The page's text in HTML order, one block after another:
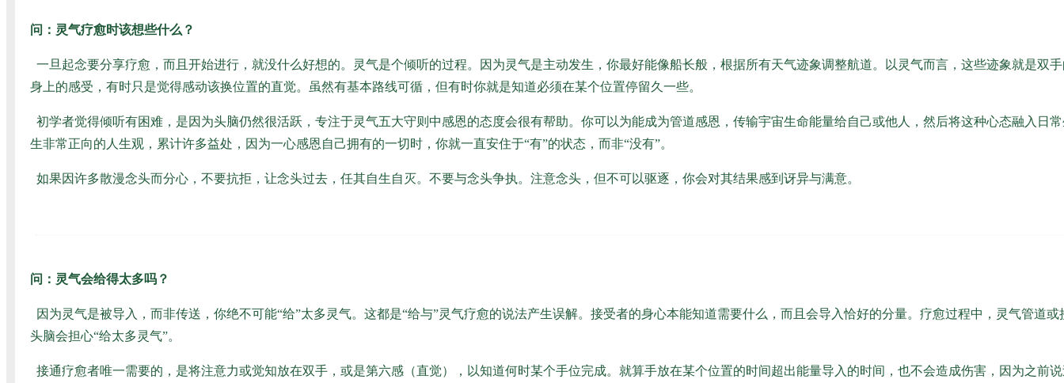
问：灵气疗愈时该想些什么？
一旦起念要分享疗愈，而且开始进行，就没什么好想的。灵气是个倾听的过程。因为灵气是主动发生，你最好能像船长般，根据所有天气迹象调整航道。以灵气而言，这些迹象就是双
身上的感受，有时只是觉得感动该换位置的直觉。虽然有基本路线可循，但有时你就是知道必须在某个位置停留久一些。
初学者觉得倾听有困难，是因为头脑仍然很活跃，专注于灵气五大守则中感恩的态度会很有帮助。你可以为能成为管道感恩，传输宇宙生命能量给自己或他人，然后将这种心态融入日
生非常正向的人生观，累计许多益处，因为一心感恩自己拥有的一切时，你就一直安住于“有”的状态，而非“没有”。
如果因许多散漫念头而分心，不要抗拒，让念头过去，任其自生自灭。不要与念头争执。注意念头，但不可以驱逐，你会对其结果感到讶异与满意。
问：灵气会给得太多吗？
因为灵气是被导入，而非传送，你绝不可能“给”太多灵气。这都是“给与”灵气疗愈的说法产生误解。接受者的身心本能知道需要什么，而且会导入恰好的分量。疗愈过程中，灵气管道
头脑会担心“给太多灵气”。
接通疗愈者唯一需要的，是将注意力或觉知放在双手，或是第六感（直觉），以知道何时某个手位完成。就算手放在某个位置的时间超出能量导入的时间，也不会造成伤害，因为之前